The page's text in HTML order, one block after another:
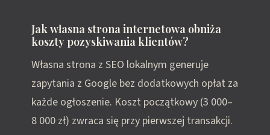
Jak własna strona internetowa obniża
koszty pozyskiwania klientów?
Własna strona z SEO lokalnym generuje
zapytania z Google bez dodatkowych opłat za
każde ogłoszenie. Koszt początkowy (3 000–
8 000 zł) zwraca się przy pierwszej transakcji.